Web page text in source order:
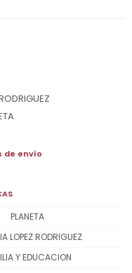
de envío
PLANETA
LOPEZ RODRIGUEZ
Y EDUCACION